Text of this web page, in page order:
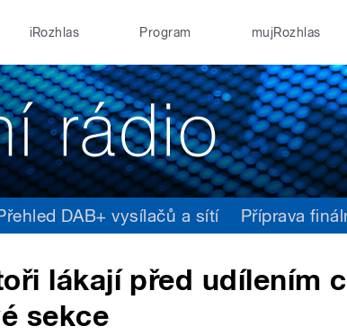
iRozhlas Program mujRozhlas
DAB+ vysílačů a sítí Příprava
lákají před udílením
sekce